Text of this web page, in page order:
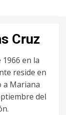
Cruz
1966 en la
reside en
a Mariana
del